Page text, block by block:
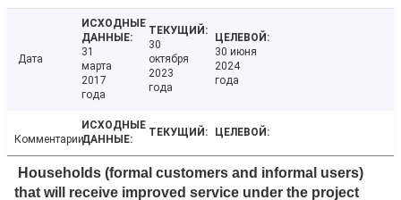
Дата
31
марта
2017
года
30
октября
2023
года
30 июня
2024
года
Комментарии
Households (formal customers and informal users)
that will receive improved service under the project